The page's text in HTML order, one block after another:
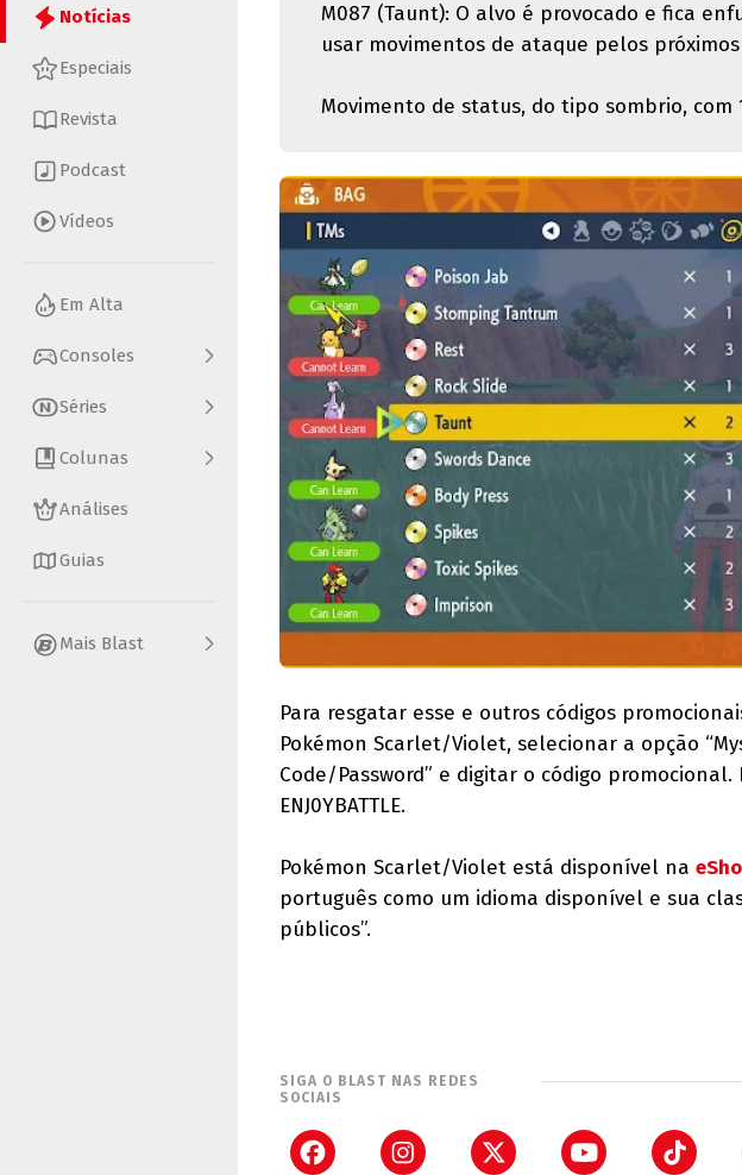
Notícias
Especiais
Revista
Podcast
Vídeos
Em Alta
Consoles
Séries
Colunas
Análises
Guias
Mais Blast
M087 (Taunt): O alvo é provocado e fica
usar movimentos de ataque pelos
Movimento de status, do tipo sombrio, com
Para resgatar esse e outros códigos
Pokémon Scarlet/Violet, selecionar a opção
Code/Password” e digitar o código
ENJ0YBATTLE.
Pokémon Scarlet/Violet está disponível na
português como um idioma disponível e sua
públicos”.
SIGA O BLAST NAS REDES
SOCIAIS